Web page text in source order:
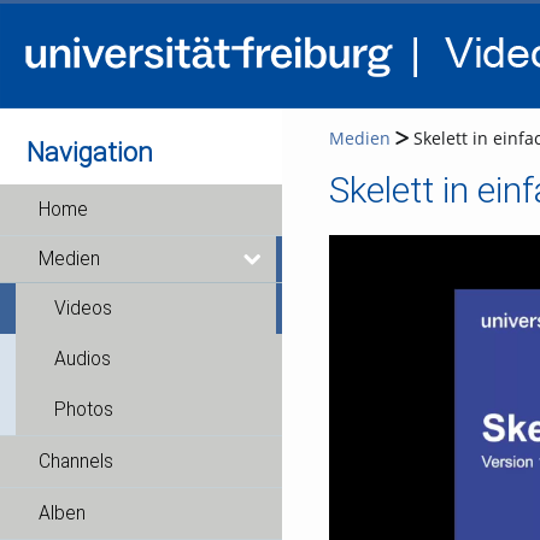
Navigation
Home
Medien
Videos
Audios
Photos
Channels
Alben
Medien Skelett in
Skelett in